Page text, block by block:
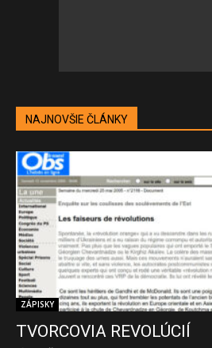
NAJNOVŠIE ČLÁNKY
ZÁPISKY
TVORCOVIA REVOLÚCIÍ